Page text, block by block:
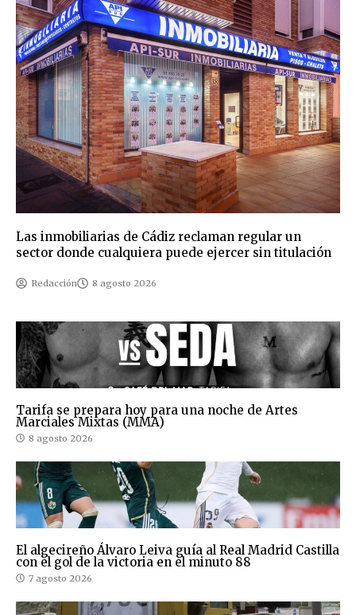
Las inmobiliarias de Cádiz reclaman regular un
sector donde cualquiera puede ejercer sin titulación
Redacción 8 agosto 2026
Tarifa se prepara hoy para una noche de Artes
Marciales Mixtas (MMA)
8 agosto 2026
El algecireño Álvaro Leiva guía al Real Madrid Castilla
con el gol de la victoria en el minuto 88
7 agosto 2026